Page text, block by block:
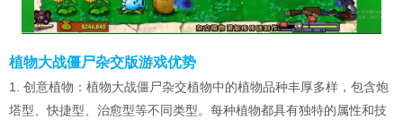
植物大战僵尸杂交版游戏优势
1. 创意植物：植物大战僵尸杂交植物中的植物品种丰厚多样，包含炮
塔型、快捷型、治愈型等不同类型。每种植物都具有独特的属性和技